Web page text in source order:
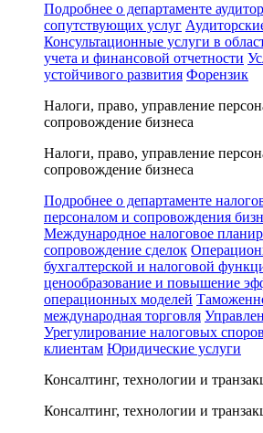
Подробнее о департаменте
сопутствующих услуг
Консультационные услуги в
учета и финансовой отчетности
устойчивого развития Форензик
Налоги, право, управление
сопровождение бизнеса
Налоги, право, управление
сопровождение бизнеса
Подробнее о департаменте
персоналом и сопровождения
Международное налоговое
сопровождение сделок
бухгалтерской и налоговой
ценообразование и повышение
операционных моделей
международная торговля
Урегулирование налоговых споров
клиентам Юридические услуги
Консалтинг, технологии и
Консалтинг, технологии и